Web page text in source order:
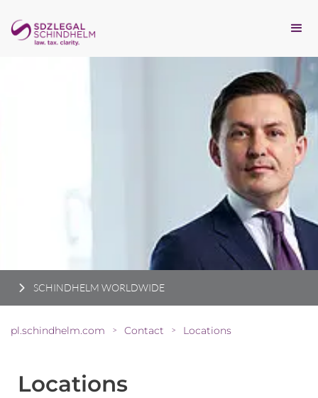
SCHINDHELM WORLDWIDE
pl.schindhelm.com > Contact > Locations
Locations